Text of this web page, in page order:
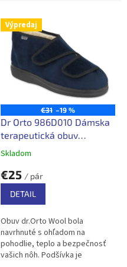
Výpredaj
€31 –19 %
Dr Orto 986D010 Dámska
terapeutická obuv
zateplená
Skladom
€25 / pár
DETAIL
Obuv dr.Orto Wool bola
navrhnuté s ohľadom na
pohodlie, teplo a bezpečnosť
vašich nôh. Podšívka je